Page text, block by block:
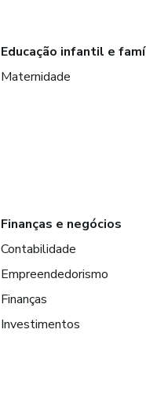
Educação infantil e
Maternidade
Finanças e negócios
Contabilidade
Empreendedorismo
Finanças
Investimentos